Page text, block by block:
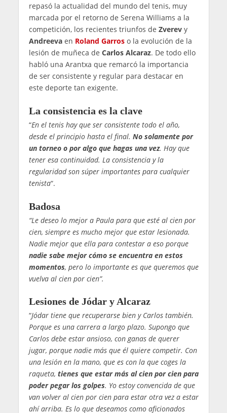
repasó la actualidad del mundo del tenis, muy
marcada por el retorno de Serena Williams a la
competición, los recientes triunfos de Zverevy
Andreevaen Roland Garroso la evolución de la
lesión de muñeca de Carlos Alcaraz. De todo ello
habló una Arantxa que remarcó la importancia
de ser consistente y regular para destacar en
este deporte tan exigente.
La consistencia es la clave
“En el tenis hay que ser consistente todo el año,
desde el principio hasta el final. No solamente por
un torneo o por algo que hagas una vez. Hay que
tener esa continuidad. La consistencia y la
regularidad son súper importantes para cualquier
tenista“.
Badosa
“Le deseo lo mejor a Paula para que esté al cien por
cien, siempre es mucho mejor que estar lesionada.
Nadie mejor que ella para contestar a eso porque
nadie sabe mejor cómo se encuentra en estos
momentos, pero lo importante es que queremos que
vuelva al cien por cien”.
Lesiones de Jódar y Alcaraz
“Jódar tiene que recuperarse bien y Carlos también.
Porque es una carrera a largo plazo. Supongo que
Carlos debe estar ansioso, con ganas de querer
jugar, porque nadie más que él quiere competir. Con
una lesión en la mano, que es con la que coges la
raqueta, tienes que estar más al cien por cien para
poder pegar los golpes. Yo estoy convencida de que
van volver al cien por cien para estar otra vez a estar
ahí arriba. Es lo que deseamos como aficionados